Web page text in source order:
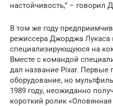
настойчивость,” – говорил
В том же году
режиссера Джорджа
специализирующуюся на
Вместе с командой
дал название Pixar. Первые
оборудование, но
1989 году, неожиданно
короткий ролик